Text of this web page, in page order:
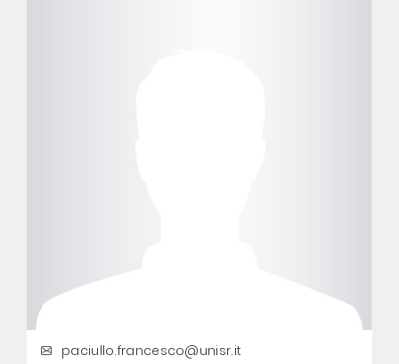
paciullo.francesco@unisr.it